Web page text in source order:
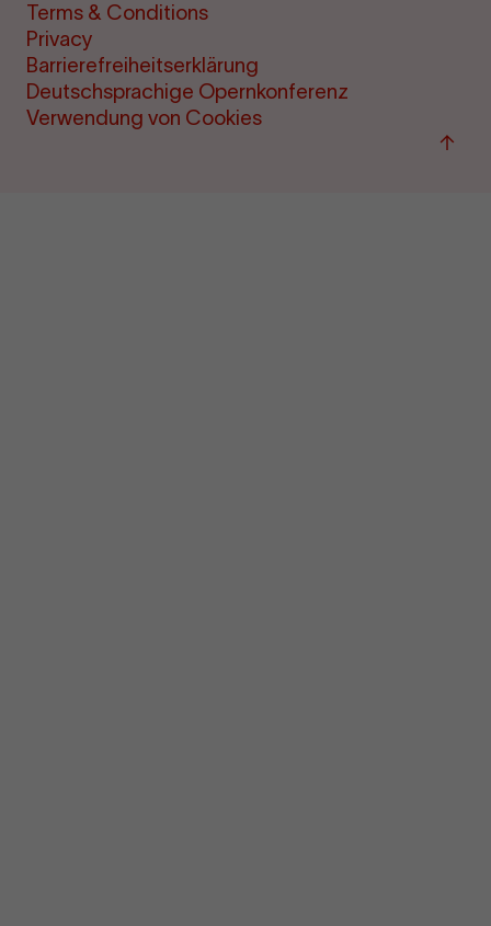
Terms & Conditions
Privacy
Barrierefreiheitserklärung
Deutschsprachige Opernkonferenz
Verwendung von Cookies
Back